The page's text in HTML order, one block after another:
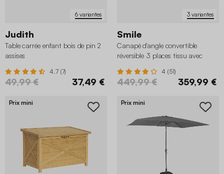
6 variantes
Judith
Table carrée enfant bois de pin 2
assises
4.7 (7)
49,99 € 37,49 €
3 variantes
Smile
Canapé d'angle convertible
réversible 3 places tissu avec
4 (51)
449,99 € 359,99 €
Prix mini Prix mini